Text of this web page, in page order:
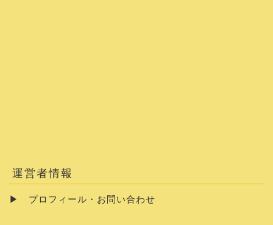
運営者情報
▶ プロフィール・お問い合わせ